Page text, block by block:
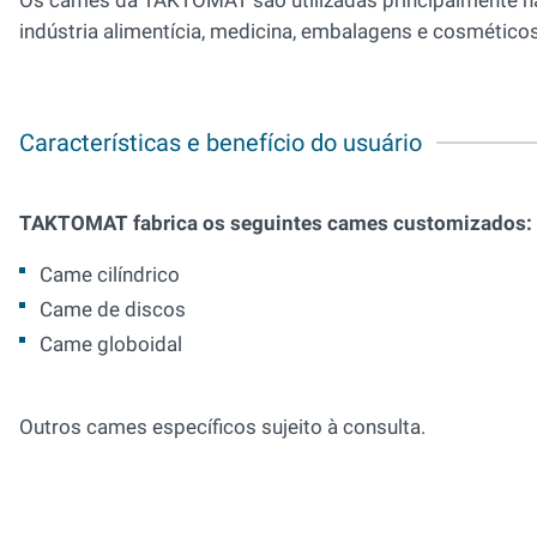
indústria alimentícia, medicina, embalagens e
Características e benefício do usuário
TAKTOMAT fabrica os seguintes cames customizados:
Came cilíndrico
Came de discos
Came globoidal
Outros cames específicos sujeito à consulta.